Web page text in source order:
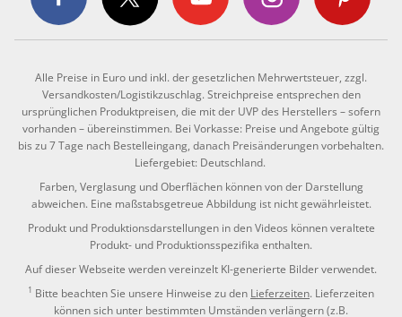
Alle Preise in Euro und inkl. der gesetzlichen Mehrwertsteuer, zzgl.
Versandkosten/Logistikzuschlag. Streichpreise entsprechen den
ursprünglichen Produktpreisen, die mit der UVP des Herstellers – sofern
vorhanden – übereinstimmen. Bei Vorkasse: Preise und Angebote gültig
bis zu 7 Tage nach Bestelleingang, danach Preisänderungen vorbehalten.
Liefergebiet: Deutschland.
Farben, Verglasung und Oberflächen können von der Darstellung
abweichen. Eine maßstabsgetreue Abbildung ist nicht gewährleistet.
Produkt und Produktionsdarstellungen in den Videos können veraltete
Produkt- und Produktionsspezifika enthalten.
Auf dieser Webseite werden vereinzelt KI-generierte Bilder verwendet.
1 Bitte beachten Sie unsere Hinweise zu den Lieferzeiten. Lieferzeiten
können sich unter bestimmten Umständen verlängern (z.B.